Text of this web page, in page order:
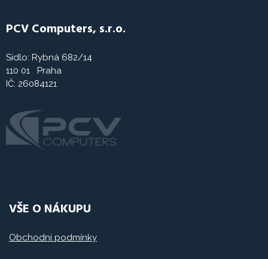
PCV Computers, s.r.o.
Sídlo: Rybná 682/14
110 01 Praha
IČ: 26084121
VŠE O NÁKUPU
Obchodní podmínky